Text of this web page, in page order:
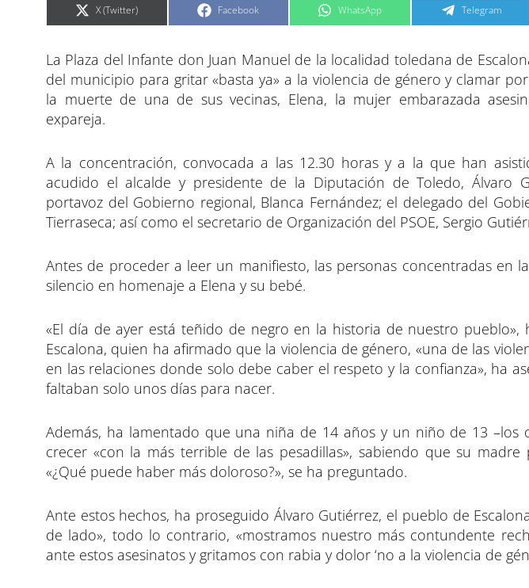
C
m
r
t
i
r
e
n
X (Twitter) C
m
r
t
i
r
e
n
Facebook C
m
r
t
i
r
e
n
WhatsApp C
m
r
t
i
r
e
n
Telegram
La Plaza del Infante don Juan Manuel de la localidad toledana de
del municipio para gritar «basta ya» a la violencia de género y clamar
la muerte de una de sus vecinas, Elena, la mujer embarazada
expareja.
A la concentración, convocada a las 12.30 horas y a la que han
acudido el alcalde y presidente de la Diputación de Toledo, Álvaro
portavoz del Gobierno regional, Blanca Fernández; el delegado del
Tierraseca; así como el secretario de Organización del PSOE, Sergio
Antes de proceder a leer un manifiesto, las personas concentradas en
silencio en homenaje a Elena y su bebé.
«El día de ayer está teñido de negro en la historia de nuestro
Escalona, quien ha afirmado que la violencia de género, «una de las
en las relaciones donde solo debe caber el respeto y la confianza», ha
faltaban solo unos días para nacer.
Además, ha lamentado que una niña de 14 años y un niño de 13 –los
crecer «con la más terrible de las pesadillas», sabiendo que su
«¿Qué puede haber más doloroso?», se ha preguntado.
Ante estos hechos, ha proseguido Álvaro Gutiérrez, el pueblo de
de lado», todo lo contrario, «mostramos nuestro más contundente
ante estos asesinatos y gritamos con rabia y dolor ‘no a la violencia de